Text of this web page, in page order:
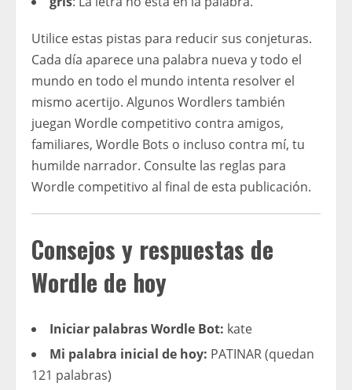
Utilice estas pistas para reducir sus conjeturas.
Cada día aparece una palabra nueva y todo el
mundo en todo el mundo intenta resolver el
mismo acertijo. Algunos Wordlers también
juegan Wordle competitivo contra amigos,
familiares, Wordle Bots o incluso contra mí, tu
humilde narrador. Consulte las reglas para
Wordle competitivo al final de esta publicación.
Consejos y respuestas de
Wordle de hoy
Iniciar palabras Wordle Bot: kate
Mi palabra inicial de hoy: PATINAR (quedan
121 palabras)